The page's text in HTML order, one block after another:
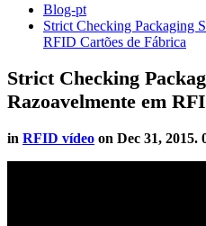
Blog-pt
Strict Checking Packaging
RFID Cartões de Fábrica
Strict Checking
Razoavelmente em
in RFID vídeo on Dec 31, 2015.